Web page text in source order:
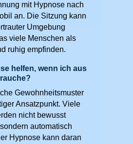
mit Hypnose nach
an. Die Sitzung kann
Umgebung
viele Menschen als
ruhig empfinden.
helfen, wenn ich aus
Gewohnheitsmuster
Ansatzpunkt. Viele
nicht bewusst
automatisch
Hypnose kann daran